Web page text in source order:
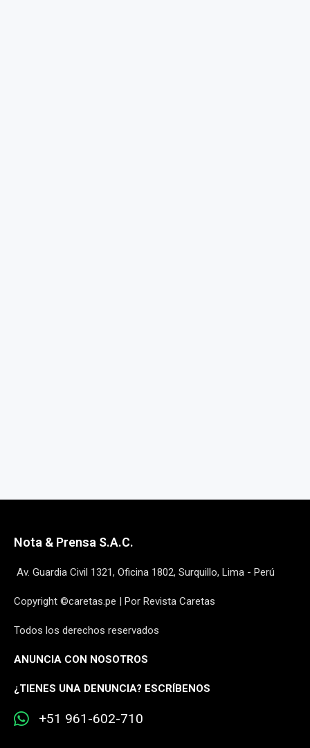
Nota & Prensa S.A.C.
Av. Guardia Civil 1321, Oficina 1802, Surquillo, Lima - Perú
Copyright ©caretas.pe | Por Revista Caretas
Todos los derechos reservados
ANUNCIA CON NOSOTROS
¿TIENES UNA DENUNCIA? ESCRÍBENOS
+51 961-602-710